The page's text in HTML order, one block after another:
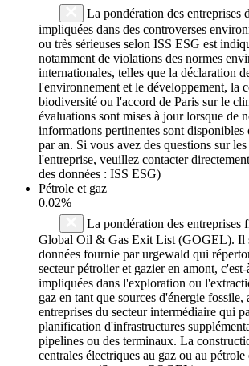
La pondération des entreprises
impliquées dans des controverses
ou très sérieuses selon ISS ESG est
notamment de violations des normes
internationales, telles que la déclaration
l'environnement et le développement, la
biodiversité ou l'accord de Paris sur le
évaluations sont mises à jour lorsque de
informations pertinentes sont
par an. Si vous avez des questions sur
l'entreprise, veuillez contacter
des données : ISS ESG)
Pétrole et gaz
0.02%
La pondération des entreprises
Global Oil & Gas Exit List (GOGEL). Il
données fournie par urgewald qui
secteur pétrolier et gazier en amont,
impliquées dans l'exploration ou
gaz en tant que sources d'énergie fossile,
entreprises du secteur intermédiaire qui
planification d'infrastructures
pipelines ou des terminaux. La
centrales électriques au gaz ou au pétrole